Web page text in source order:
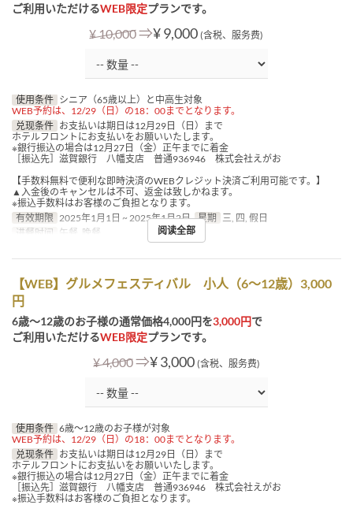
ご利用いただけるWEB限定プランです。
¥ 10,000⇒¥ 9,000 (含税、服务费)
使用条件 シニア（65歳以上）と中高生対象
WEB予約は、12/29（日）の18：00までとなります。
兑现条件 お支払いは期日は12月29日（日）まで
ホテルフロントにお支払いをお願いいたします。
※銀行振込の場合は12月27日（金）正午までに着金
［振込先］滋賀銀行 八幡支店 普通936946 株式会社えがお
【手数料無料で便利な即時決済のWEBクレジット決済ご利用可能です。】
▲入金後のキャンセルは不可、返金は致しかねます。
※振込手数料はお客様のご負担となります。
有效期限 2025年1月1日 ~ 2025年1月2日 星期 三, 四, 假日
进餐时间
午餐, 晚餐 阅读全部
【WEB】グルメフェスティバル 小人（6～12歳）3,000
円
6歳～12歳のお子様の通常価格4,000円を3,000円で
ご利用いただけるWEB限定プランです。
¥ 4,000⇒¥ 3,000 (含税、服务费)
使用条件 6歳～12歳のお子様が対象
WEB予約は、12/29（日）の18：00までとなります。
兑现条件 お支払いは期日は12月29日（日）まで
ホテルフロントにお支払いをお願いいたします。
※銀行振込の場合は12月27日（金）正午までに着金
［振込先］滋賀銀行 八幡支店 普通936946 株式会社えがお
※振込手数料はお客様のご負担となります。